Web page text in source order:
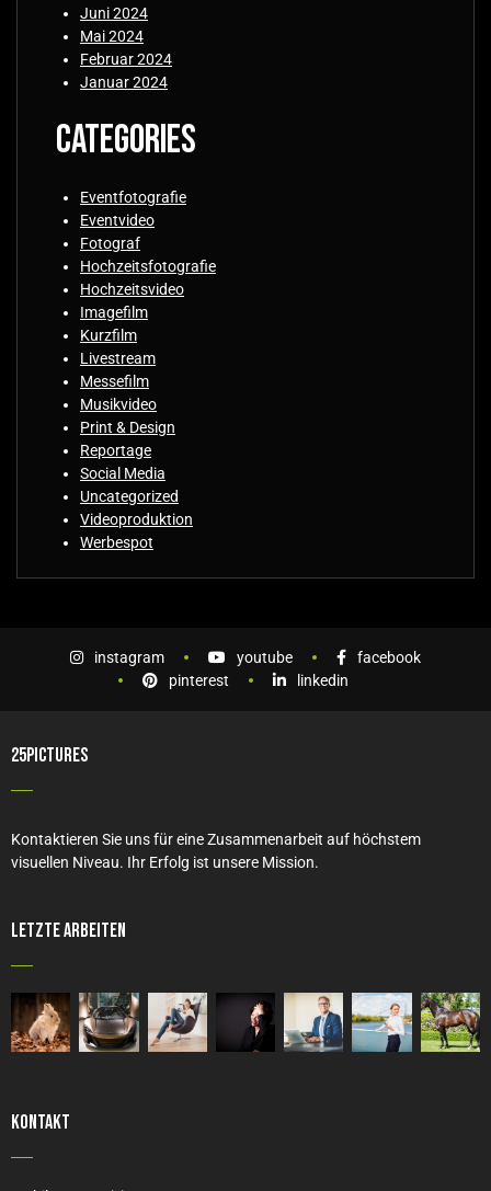
Juni 2024
Mai 2024
Februar 2024
Januar 2024
Categories
Eventfotografie
Eventvideo
Fotograf
Hochzeitsfotografie
Hochzeitsvideo
Imagefilm
Kurzfilm
Livestream
Messefilm
Musikvideo
Print & Design
Reportage
Social Media
Uncategorized
Videoproduktion
Werbespot
instagram youtube
facebook
pinterest
linkedin
25PICTURES
Kontaktieren Sie uns für eine Zusammenarbeit auf höchstem
visuellen Niveau. Ihr Erfolg ist unsere Mission.
Letzte Arbeiten
Kontakt